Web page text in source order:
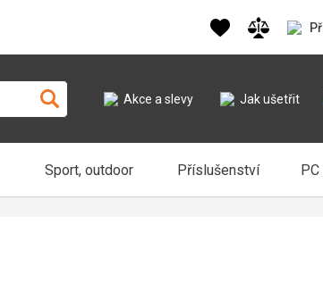
Akce a slevy Jak ušetřit
Sport, outdoor Příslušenství